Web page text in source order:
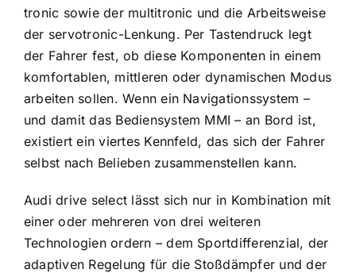
tronic sowie der multitronic und die Arbeits­weise
der servotronic-Lenkung. Per Tastendruck legt
der Fahrer fest, ob diese Komponenten in einem
komfortablen, mittleren oder dynamischen Modus
arbeiten sollen. Wenn ein Navigationssystem –
und damit das Bediensystem MMI – an Bord ist,
existiert ein viertes Kennfeld, das sich der Fahrer
selbst nach Belieben zusammenstellen kann.
Audi drive select lässt sich nur in Kombination mit
einer oder mehreren von drei weiteren
Technologien ordern – dem Sportdifferenzial, der
adaptiven Regelung für die Stoßdämpfer und der